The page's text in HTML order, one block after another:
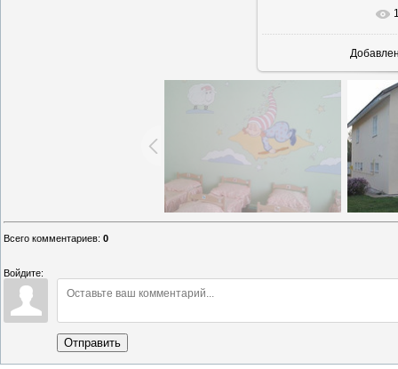
Всего комментариев: 0
Войдите:
Отправить